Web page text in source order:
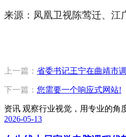
来源：凤凰卫视陈莺迁、江
上一篇： 省委书记王宁在曲靖市
下一篇： 您需要一个响应式网站!
资讯 观察行业视觉，用专业的角
2026-05-13